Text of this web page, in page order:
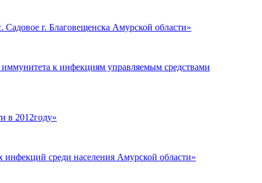
г. Благовещенска Амурской области»
к инфекциям управляемым средствами
в 2012году»
среди населения Амурской области»